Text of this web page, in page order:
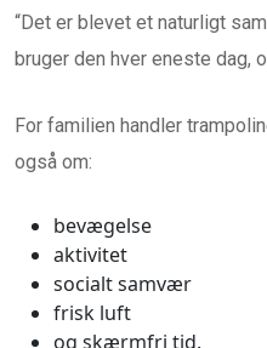
“Det er blevet et naturligt
bruger den hver eneste dag,
For familien handler
også om:
bevægelse
aktivitet
socialt samvær
frisk luft
og skærmfri tid.